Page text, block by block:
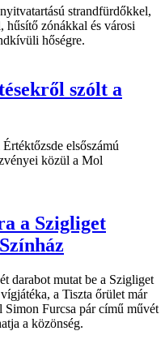
strandfürdőkkel,
zónákkal és városi
hőségre.
szólt a
elsőszámú
közül a Mol
a Szigliget
darabot mutat be a Szigliget
a Tiszta őrület már
Simon Furcsa pár című művét
a közönség.